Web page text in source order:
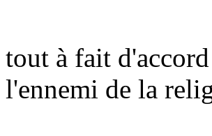
tout à fait
l'ennemi de la